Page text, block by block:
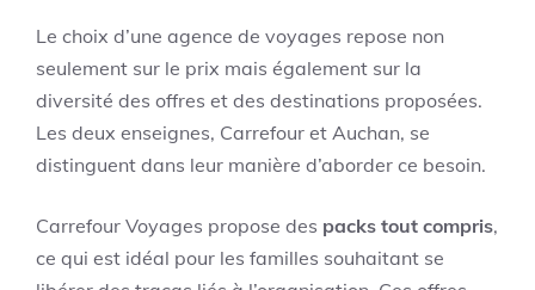
Le choix d’une agence de voyages repose non
seulement sur le prix mais également sur la
diversité des offres et des destinations proposées.
Les deux enseignes, Carrefour et Auchan, se
distinguent dans leur manière d’aborder ce besoin.
Carrefour Voyages propose des packs tout compris,
ce qui est idéal pour les familles souhaitant se